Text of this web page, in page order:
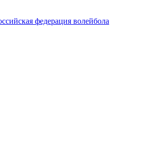
федерация волейбола